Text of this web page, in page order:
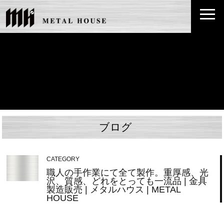
ブログ
CATEGORY
職人の手作業にて全て製作。重厚感、光
沢、質感、どれをとっても一流品 | 金具
製造販売 | メタルハウス | METAL
HOUSE